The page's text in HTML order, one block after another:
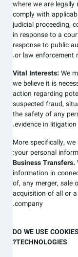
where we are
comply with
judicial
in response to a
response to
or law
Vital Interests:
we believe it is
action regarding
suspected fraud,
the safety of any
evidence in
More specifically,
your personal
Business
information in
of, any merger,
acquisition of all
company.
4. DO WE USE
TECHNOLOGIES?